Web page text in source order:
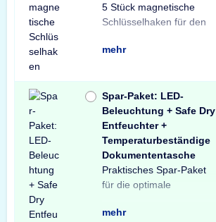
5 Stück magnetische
Schlüsselhaken für den
Innenraum Ihres Tresors.
Die einfache, praktische
und sichere Lösung zur
Aufbewahrung von
Schlüsseln in Ihrem
mehr
Spar-Paket: LED-
Beleuchtung + Safe Dry
Entfeuchter +
Temperaturbeständige
Dokumententasche
Praktisches Spar-Paket
für die optimale
Ausstattung Ihres
Tresors. Das Spar-Paket
besteht aus einer X-Light
LED-Tresorbeleuchtung
mit Bewegungssensor,
einem Safe Dry
Entfeuchter für Schränke
und Tresore sowie einer
temperaturbeständigen
Dokumententasche.
Profitieren Sie von dem
unschlagbaren
mehr